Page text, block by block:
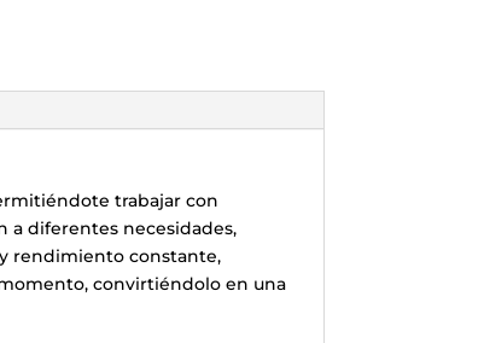
trabajar con
a diferentes necesidades,
rendimiento constante,
convirtiéndolo en una